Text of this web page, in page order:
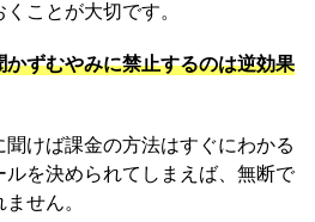
ことが大切です。
かずむやみに禁止するのは逆効果
けば課金の方法はすぐにわかる
を決められてしまえば、無断で
せん。